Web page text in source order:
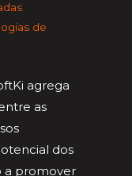
de
agrega
as
dos
a promover